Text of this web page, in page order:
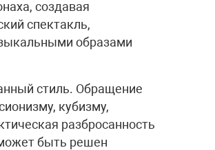
создавая
спектакль,
образами
стиль. Обращение
кубизму,
разбросанность
быть решен